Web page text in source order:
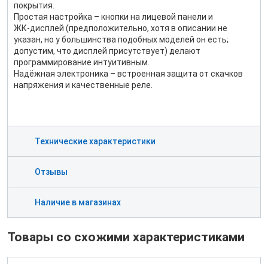
покрытия.
Простая настройка – кнопки на лицевой панели и
ЖК‑дисплей (предположительно, хотя в описании не
указан, но у большинства подобных моделей он есть;
допустим, что дисплей присутствует) делают
программирование интуитивным.
Надёжная электроника – встроенная защита от скачков
напряжения и качественные реле.
Технические характеристики
Отзывы
Наличие в магазинах
Товары со схожими характеристиками